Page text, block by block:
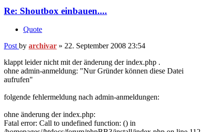
Re: Shoutbox einbauen....
Quote
Post by archivar » 22. September 2008 23:54
klappt leider nicht mit der änderung der index.php .
ohne admin-anmeldung: "Nur Gründer können diese Datei
aufrufen"
folgende fehlermeldung nach admin-anmeldungen:
ohne änderung der index.php:
Fatal error: Call to undefined function: () in